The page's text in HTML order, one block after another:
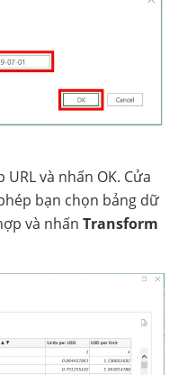
và nhấn OK. Cửa
bạn chọn bảng dữ
và nhấn Transform